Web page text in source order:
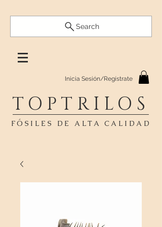
Search
Inicia Sesión/Regístrate
TOPTRILOS
FÓSILES DE ALTA CALIDAD